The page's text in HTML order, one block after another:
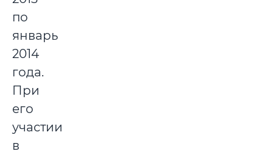
по
январь
2014
года.
При
его
участии
в